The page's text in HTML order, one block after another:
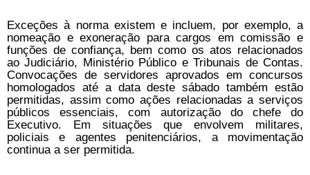
Exceções à norma existem e incluem, por exemplo, a
nomeação e exoneração para cargos em comissão e
funções de confiança, bem como os atos relacionados
ao Judiciário, Ministério Público e Tribunais de Contas.
Convocações de servidores aprovados em concursos
homologados até a data deste sábado também estão
permitidas, assim como ações relacionadas a serviços
públicos essenciais, com autorização do chefe do
Executivo. Em situações que envolvem militares,
policiais e agentes penitenciários, a movimentação
continua a ser permitida.